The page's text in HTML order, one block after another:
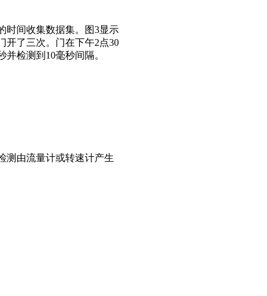
时间收集数据集。图3显示
开了三次。门在下午2点30
检测到10毫秒间隔。
测由流量计或转速计产生